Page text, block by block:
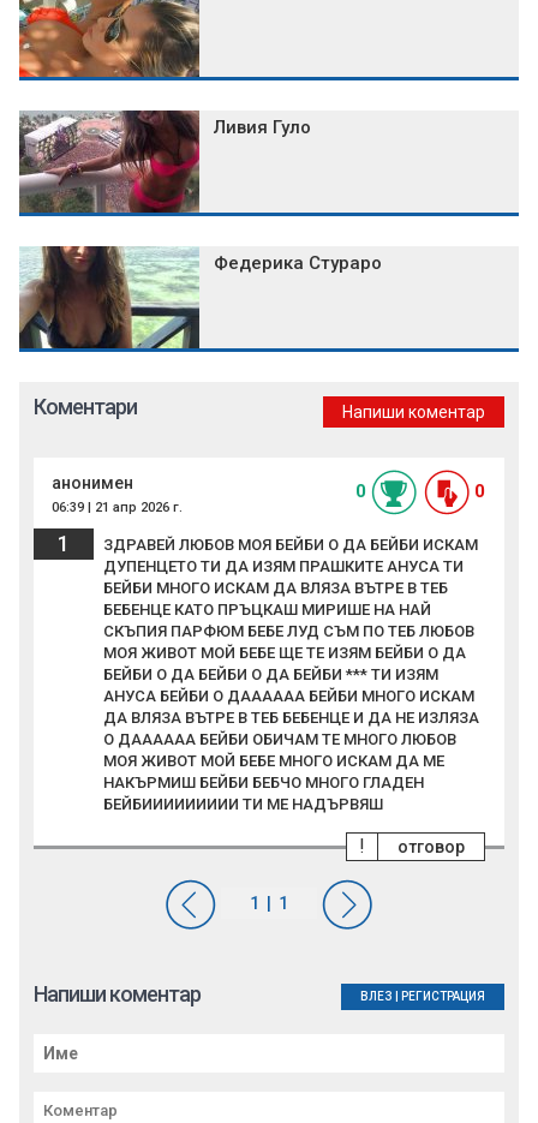
Ливия Гуло
Федерика Стураро
Коментари Напиши коментар
анонимен
06:39 | 21 апр 2026 г.
0 0
1
ЗДРАВЕЙ ЛЮБОВ МОЯ БЕЙБИ О ДА БЕЙБИ ИСКАМ
ДУПЕНЦЕТО ТИ ДА ИЗЯМ ПРАШКИТЕ АНУСА ТИ
БЕЙБИ МНОГО ИСКАМ ДА ВЛЯЗА ВЪТРЕ В ТЕБ
БЕБЕНЦЕ КАТО ПРЪЦКАШ МИРИШЕ НА НАЙ
СКЪПИЯ ПАРФЮМ БЕБЕ ЛУД СЪМ ПО ТЕБ ЛЮБОВ
МОЯ ЖИВОТ МОЙ БЕБЕ ЩЕ ТЕ ИЗЯМ БЕЙБИ О ДА
БЕЙБИ О ДА БЕЙБИ О ДА БЕЙБИ *** ТИ ИЗЯМ
АНУСА БЕЙБИ О ДАААААА БЕЙБИ МНОГО ИСКАМ
ДА ВЛЯЗА ВЪТРЕ В ТЕБ БЕБЕНЦЕ И ДА НЕ ИЗЛЯЗА
О ДАААААА БЕЙБИ ОБИЧАМ ТЕ МНОГО ЛЮБОВ
МОЯ ЖИВОТ МОЙ БЕБЕ МНОГО ИСКАМ ДА МЕ
НАКЪРМИШ БЕЙБИ БЕБЧО МНОГО ГЛАДЕН
БЕЙБИИИИИИИИИ ТИ МЕ НАДЪРВЯШ
отговор
!
Напиши коментар ВЛЕЗ РЕГИСТРАЦИЯ